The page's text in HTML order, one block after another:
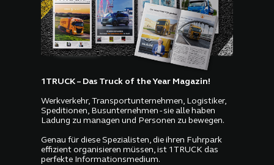
1TRUCK – Das Truck of the Year Magazin!
Werkverkehr, Transportunternehmen, Logistiker,
Speditionen, Busunternehmen - sie alle haben
Ladung zu managen und Personen zu bewegen.
Genau für diese Spezialisten, die ihren Fuhrpark
effizient organisieren müssen, ist 1TRUCK das
perfekte Informationsmedium.